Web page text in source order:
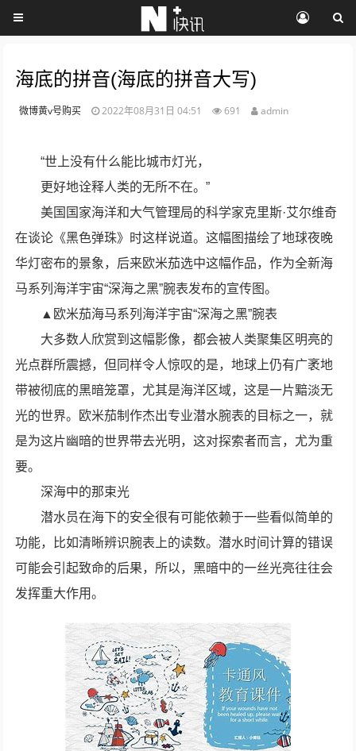
海底的拼音(海底的拼音大写)
微博黄v号购买 2022年08月31日 04:51 691 admin
“世上没有什么能比城市灯光，
更好地诠释人类的无所不在。”
美国国家海洋和大气管理局的科学家克里斯·艾尔维奇
在谈论《黑色弹珠》时这样说道。这幅图描绘了地球夜晚
华灯密布的景象，后来欧米茄选中这幅作品，作为全新海
马系列海洋宇宙“深海之黑”腕表发布的宣传图。
▲欧米茄海马系列海洋宇宙“深海之黑”腕表
大多数人欣赏到这幅影像，都会被人类聚集区明亮的
光点群所震撼，但同样令人惊叹的是，地球上仍有广袤地
带被彻底的黑暗笼罩，尤其是海洋区域，这是一片黯淡无
光的世界。欧米茄制作杰出专业潜水腕表的目标之一，就
是为这片幽暗的世界带去光明，这对探索者而言，尤为重
要。
深海中的那束光
潜水员在海下的安全很有可能依赖于一些看似简单的
功能，比如清晰辨识腕表上的读数。潜水时间计算的错误
可能会引起致命的后果，所以，黑暗中的一丝光亮往往会
发挥重大作用。